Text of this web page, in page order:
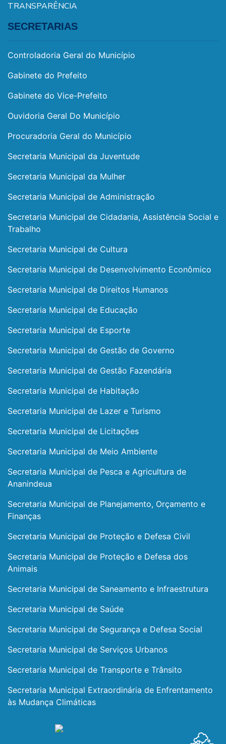
TRANSPARÊNCIA
SECRETARIAS
Controladoria Geral do Município
Gabinete do Prefeito
Gabinete do Vice-Prefeito
Ouvidoria Geral Do Município
Procuradoria Geral do Município
Secretaria Municipal da Juventude
Secretaria Municipal da Mulher
Secretaria Municipal de Administração
Secretaria Municipal de Cidadania, Assistência Social e
Trabalho
Secretaria Municipal de Cultura
Secretaria Municipal de Desenvolvimento Econômico
Secretaria Municipal de Direitos Humanos
Secretaria Municipal de Educação
Secretaria Municipal de Esporte
Secretaria Municipal de Gestão de Governo
Secretaria Municipal de Gestão Fazendária
Secretaria Municipal de Habitação
Secretaria Municipal de Lazer e Turismo
Secretaria Municipal de Licitações
Secretaria Municipal de Meio Ambiente
Secretaria Municipal de Pesca e Agricultura de
Ananindeua
Secretaria Municipal de Planejamento, Orçamento e
Finanças
Secretaria Municipal de Proteção e Defesa Civil
Secretaria Municipal de Proteção e Defesa dos
Animais
Secretaria Municipal de Saneamento e Infraestrutura
Secretaria Municipal de Saúde
Secretaria Municipal de Segurança e Defesa Social
Secretaria Municipal de Serviços Urbanos
Secretaria Municipal de Transporte e Trânsito
Secretaria Municipal Extraordinária de Enfrentamento
às Mudança Climáticas